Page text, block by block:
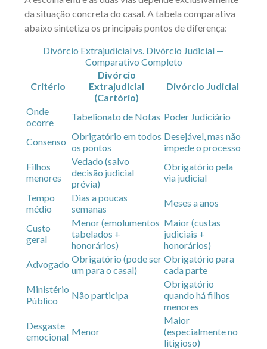
da situação concreta do casal. A tabela comparativa
abaixo sintetiza os principais pontos de diferença:
Divórcio Extrajudicial vs. Divórcio Judicial —
Comparativo Completo
Critério
Divórcio
Extrajudicial
(Cartório)
Divórcio Judicial
Onde
ocorre
Tabelionato de Notas Poder Judiciário
Consenso Obrigatório em todos
os pontos
Desejável, mas não
impede o processo
Filhos
menores
Vedado (salvo
decisão judicial
prévia)
Obrigatório pela
via judicial
Tempo
médio
Dias a poucas
semanas
Meses a anos
Custo
geral
Menor (emolumentos
tabelados +
honorários)
Maior (custas
judiciais +
honorários)
Advogado Obrigatório (pode ser
um para o casal)
Obrigatório para
cada parte
Ministério
Público
Não participa
Obrigatório
quando há filhos
menores
Desgaste
emocional Menor
Maior
(especialmente no
litigioso)